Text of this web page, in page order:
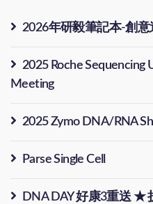
2026年研毅筆記本-創意
2025 Roche Sequencing
Meeting
2025 Zymo DNA/RNA
Parse Single Cell
DNA DAY 好康3重送 ★